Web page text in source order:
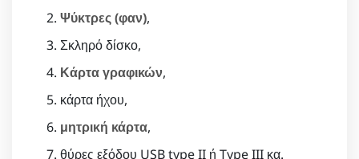
Ψύκτρες (φαν),
Σκληρό δίσκο,
Κάρτα γραφικών,
κάρτα ήχου,
μητρική κάρτα,
θύρες εξόδου USB type II ή Type III κα.